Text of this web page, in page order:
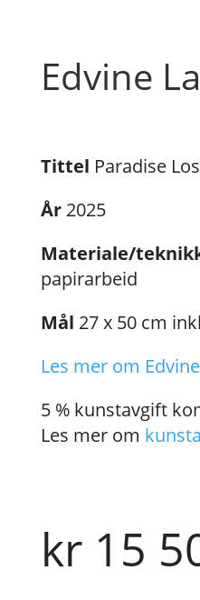
Edvine
Tittel Paradise
År 2025
Materiale/
papirarbeid
Mål 27 x 50 cm
Les mer om
5 % kunstavgift
Les mer om
kr15